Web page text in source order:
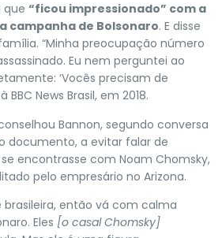
que “ficou impressionado” com a
campanha de Bolsonaro. E disse
“Minha preocupação número
Eu nem perguntei ao
‘Vocês precisam de
BBC News Brasil, em 2018.
Bannon, segundo conversa
documento, a evitar falar de
encontrasse com Noam Chomsky,
pelo empresário no Arizona.
brasileira, então vá com calma
Eles [o casal Chomsky]